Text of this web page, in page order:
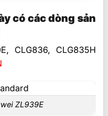
ZL939E
ZL939E
ZL939E
có các dòng sản
CLG836, CLG835H
ZL939E